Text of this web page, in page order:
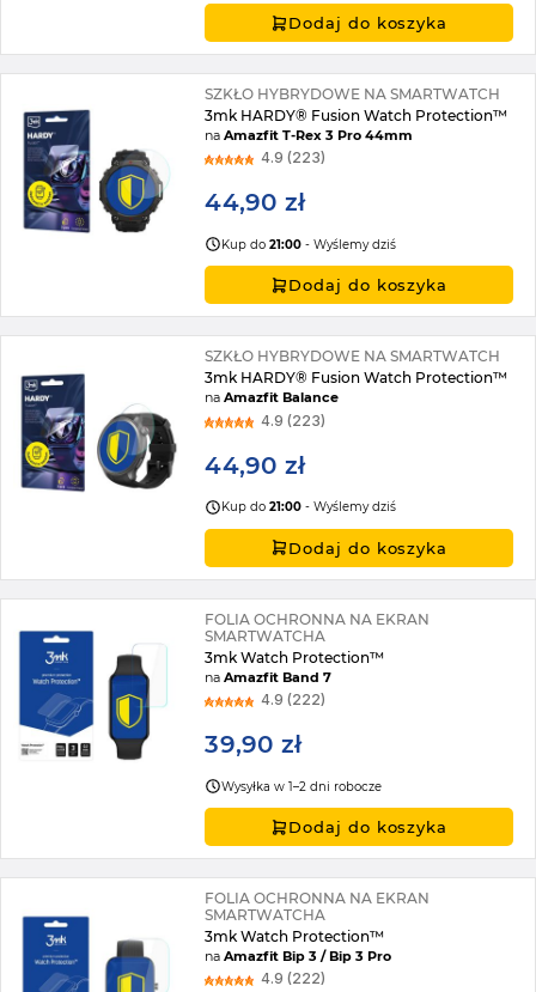
Dodaj do koszyka
SZKŁO HYBRYDOWE NA SMARTWATCH
3mk HARDY® Fusion Watch Protection™
naAmazfit T-Rex 3 Pro 44mm
4.9 (223)
44,90 zł
Kup do21:00 - Wyślemy dziś
Dodaj do koszyka
SZKŁO HYBRYDOWE NA SMARTWATCH
3mk HARDY® Fusion Watch Protection™
naAmazfit Balance
4.9 (223)
44,90 zł
Kup do21:00 - Wyślemy dziś
Dodaj do koszyka
FOLIA OCHRONNA NA EKRAN
SMARTWATCHA
3mk Watch Protection™
naAmazfit Band 7
4.9 (222)
39,90 zł
Wysyłka w 1–2 dni robocze
Dodaj do koszyka
FOLIA OCHRONNA NA EKRAN
SMARTWATCHA
3mk Watch Protection™
naAmazfit Bip 3 / Bip 3 Pro
4.9 (222)